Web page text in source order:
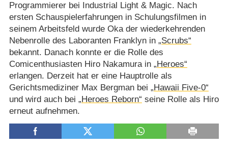
Programmierer bei Industrial Light & Magic. Nach
ersten Schauspielerfahrungen in Schulungsfilmen in
seinem Arbeitsfeld wurde Oka der wiederkehrenden
Nebenrolle des Laboranten Franklyn in „Scrubs“
bekannt. Danach konnte er die Rolle des
Comicenthusiasten Hiro Nakamura in „Heroes“
erlangen. Derzeit hat er eine Hauptrolle als
Gerichtsmediziner Max Bergman bei „Hawaii Five-0“
und wird auch bei „Heroes Reborn“ seine Rolle als Hiro
erneut aufnehmen.